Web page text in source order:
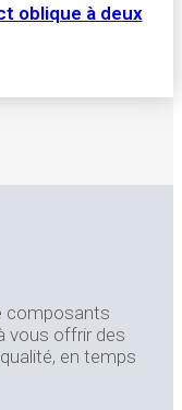
oblique à deux
composants
vous offrir des
en temps